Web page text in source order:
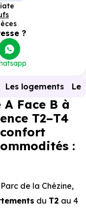
?
Les logements Le
Face B à
T2–T4
:
de la Chézine,
du T2 au 4